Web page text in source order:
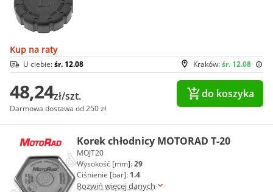
Kup na raty
Kraków:śr. 12.08
U ciebie:śr. 12.08
48,24zł/szt.
Darmowa dostawa od 250 zł
do koszyka
Korek chłodnicy MOTORAD T-20
MOJT20
Wysokość [mm]:29
Ciśnienie [bar]: 1.4
Rozwiń więcej danych